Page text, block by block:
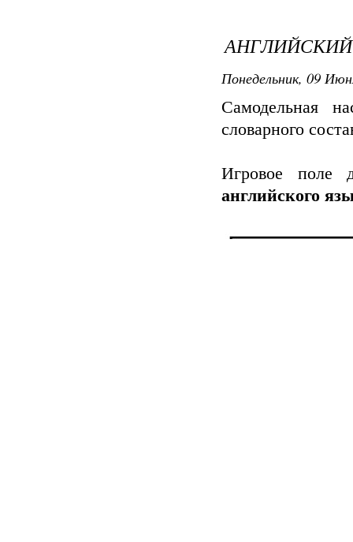
Понедельник, 09
Самодельная
словарного
Игровое поле
английского